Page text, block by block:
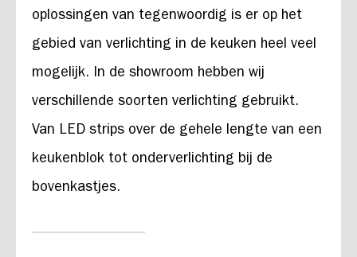
oplossingen van tegenwoordig is er op het
gebied van verlichting in de keuken heel veel
mogelijk. In de showroom hebben wij
verschillende soorten verlichting gebruikt.
Van LED strips over de gehele lengte van een
keukenblok tot onderverlichting bij de
bovenkastjes.